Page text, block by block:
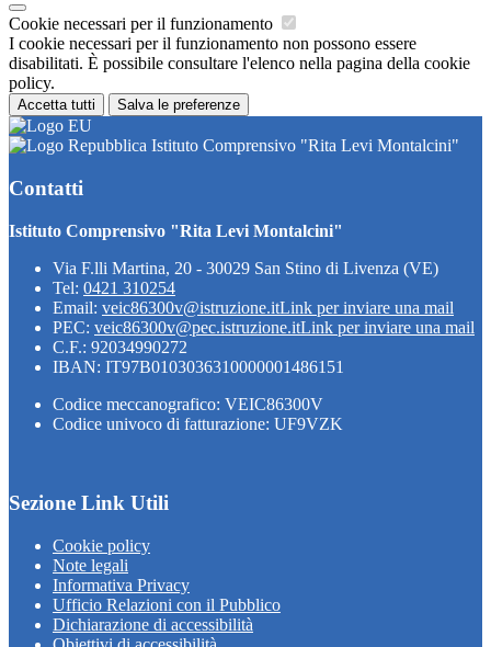
Cookie necessari per il funzionamento
I cookie necessari per il funzionamento non possono essere
disabilitati. È possibile consultare l'elenco nella pagina della cookie
policy.
Accetta tutti Salva le preferenze
Istituto Comprensivo "Rita Levi Montalcini"
Contatti
Istituto Comprensivo "Rita Levi Montalcini"
Via F.lli Martina, 20 - 30029 San Stino di Livenza (VE)
Tel: 0421 310254
Email: veic86300v@istruzione.itLink per inviare una mail
PEC: veic86300v@pec.istruzione.itLink per inviare una mail
C.F.: 92034990272
IBAN: IT97B0103036310000001486151
Codice meccanografico: VEIC86300V
Codice univoco di fatturazione: UF9VZK
Sezione Link Utili
Cookie policy
Note legali
Informativa Privacy
Ufficio Relazioni con il Pubblico
Dichiarazione di accessibilità